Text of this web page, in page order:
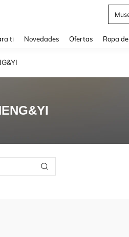
ti Novedades Ofertas Ropa